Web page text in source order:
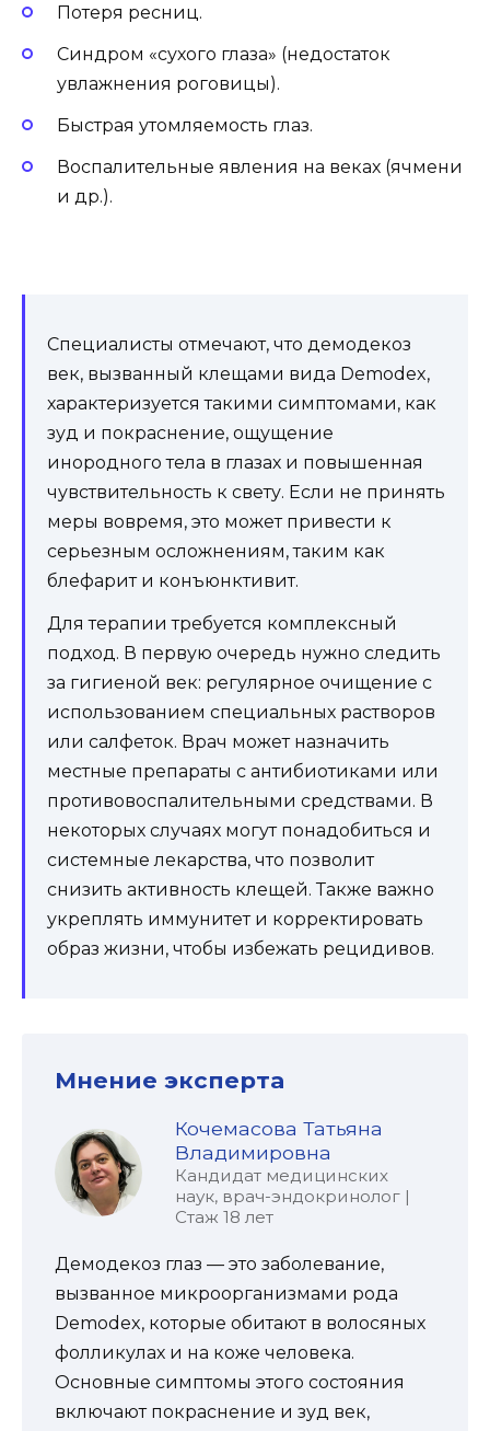
Потеря ресниц.
Синдром «сухого глаза» (недостаток
увлажнения роговицы).
Быстрая утомляемость глаз.
Воспалительные явления на веках (ячмени
и др.).
Специалисты отмечают, что демодекоз
век, вызванный клещами вида Demodex,
характеризуется такими симптомами, как
зуд и покраснение, ощущение
инородного тела в глазах и повышенная
чувствительность к свету. Если не принять
меры вовремя, это может привести к
серьезным осложнениям, таким как
блефарит и конъюнктивит.
Для терапии требуется комплексный
подход. В первую очередь нужно следить
за гигиеной век: регулярное очищение с
использованием специальных растворов
или салфеток. Врач может назначить
местные препараты с антибиотиками или
противовоспалительными средствами. В
некоторых случаях могут понадобиться и
системные лекарства, что позволит
снизить активность клещей. Также важно
укреплять иммунитет и корректировать
образ жизни, чтобы избежать рецидивов.
Мнение эксперта
Кочемасова Татьяна
Владимировна
Кандидат медицинских
наук, врач-эндокринолог |
Стаж 18 лет
Демодекоз глаз — это заболевание,
вызванное микроорганизмами рода
Demodex, которые обитают в волосяных
фолликулах и на коже человека.
Основные симптомы этого состояния
включают покраснение и зуд век,